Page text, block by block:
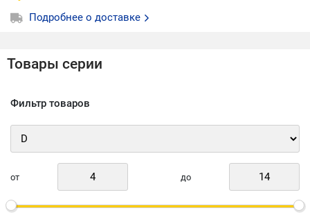
Подробнее о доставке
Товары серии
Фильтр товаров
от до